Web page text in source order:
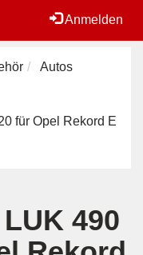
Anmelden
Autos
für Opel Rekord E
490